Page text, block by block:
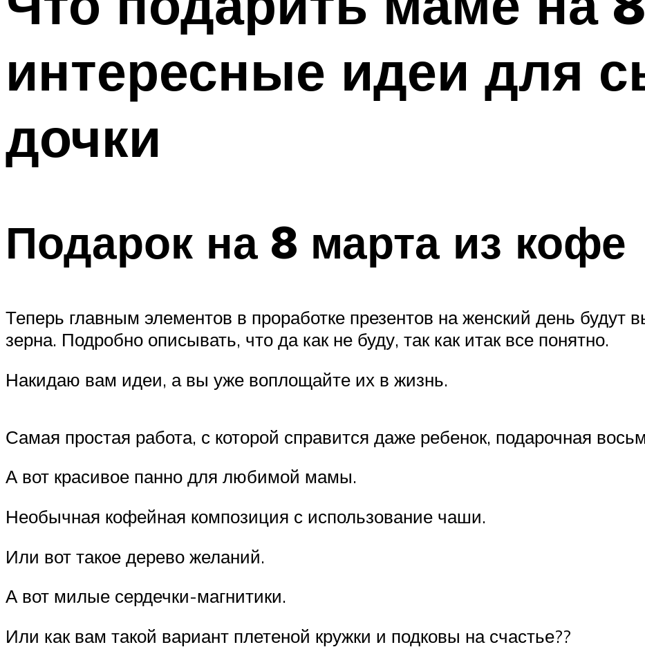
интересные идеи для
дочки
Подарок на 8 марта из кофе
Теперь главным элементов в проработке презентов на женский день будут
зерна. Подробно описывать, что да как не буду, так как итак все понятно.
Накидаю вам идеи, а вы уже воплощайте их в жизнь.
Самая простая работа, с которой справится даже ребенок, подарочная
А вот красивое панно для любимой мамы.
Необычная кофейная композиция с использование чаши.
Или вот такое дерево желаний.
А вот милые сердечки-магнитики.
Или как вам такой вариант плетеной кружки и подковы на счастье??